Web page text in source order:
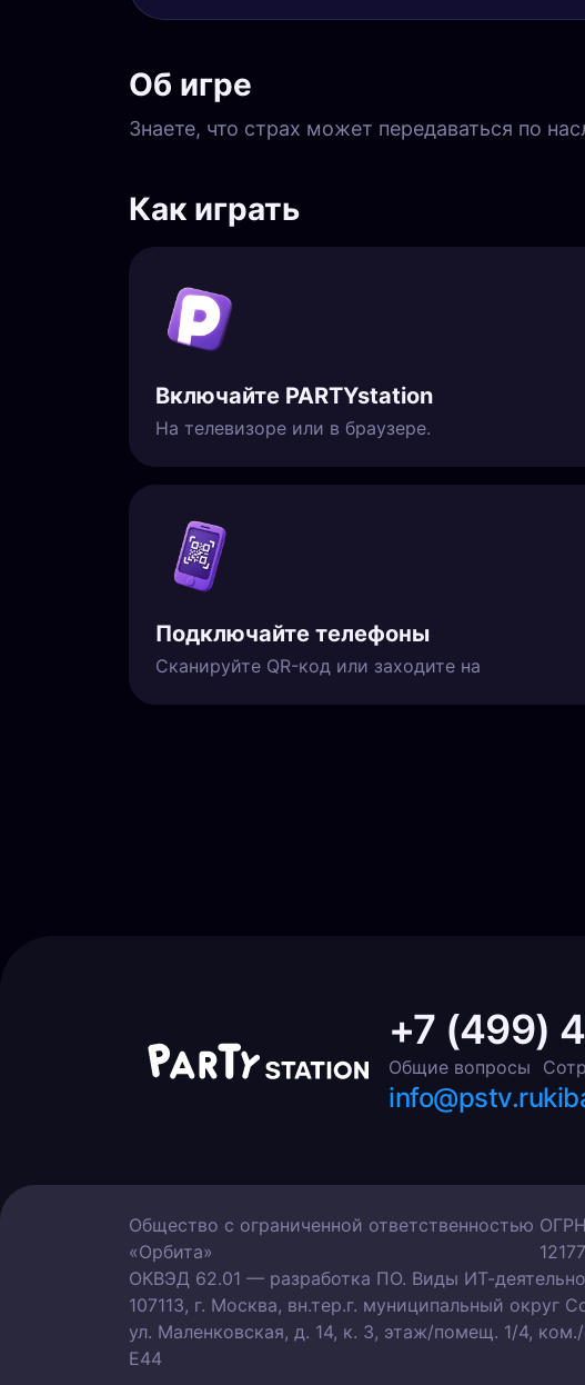
Об игре
Знаете, что страх может передаваться по
Как играть
Включайте PARTYstation
На телевизоре или в браузере.
Подключайте телефоны
Сканируйте QR-код или заходите на
+7 (499)
Общие вопросы
info@pstv.ru
Общество с ограниченной ответственностью
«Орбита»
ОГРН
ОКВЭД 62.01 — разработка ПО. Виды ИТ-
107113, г. Москва, вн.тер.г. муниципальный округ
ул. Маленковская, д. 14, к. 3, этаж/помещ. 1/4,
Е44